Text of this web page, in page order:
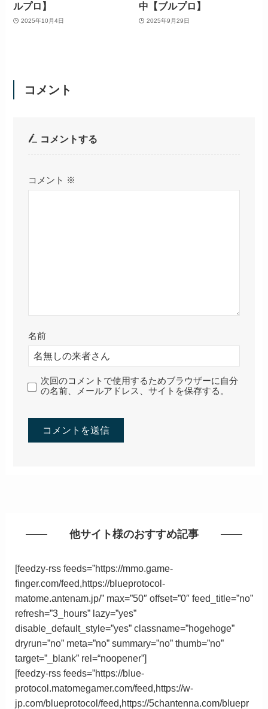
ルプロ】
2025年10月4日
中【ブルプロ】
2025年9月29日
コメント
コメントする
コメント ※
名前
次回のコメントで使用するためブラウザーに自分
の名前、メールアドレス、サイトを保存する。
他サイト様のおすすめ記事
[feedzy-rss feeds=”https://mmo.game-
finger.com/feed,https://blueprotocol-
matome.antenam.jp/” max=”50″ offset=”0″ feed_title=”no”
refresh=”3_hours” lazy=”yes”
disable_default_style=”yes” classname=”hogehoge”
dryrun=”no” meta=”no” summary=”no” thumb=”no”
target=”_blank” rel=“noopener”]
[feedzy-rss feeds=”https://blue-
protocol.matomegamer.com/feed,https://w-
jp.com/blueprotocol/feed,https://5chantenna.com/bluepr